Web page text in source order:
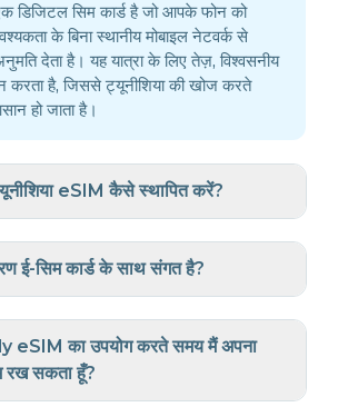
डिजिटल सिम कार्ड है जो आपके फोन को
के बिना स्थानीय मोबाइल नेटवर्क से
देता है। यह यात्रा के लिए तेज़, विश्वसनीय
करता है, जिससे ट्यूनीशिया की खोज करते
हो जाता है।
eSIM कैसे स्थापित करें?
ई-सिम कार्ड के साथ संगत है?
eSIM का उपयोग करते समय मैं अपना
रख सकता हूँ?